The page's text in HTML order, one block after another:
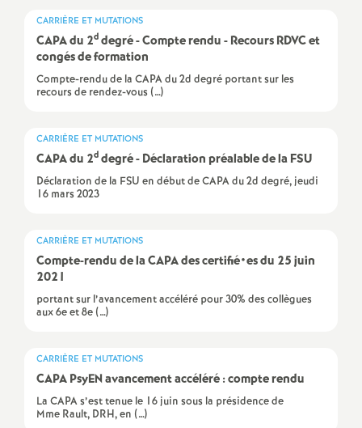
s
e
S
c
o
d
CARRIÈRE ET MUTATIONS
CAPA du 2ddegré - Compte rendu - Recours RDVC et
congés de formation
Compte-rendu de la CAPA du 2d degré portant sur les
recours de rendez-vous (…)
CARRIÈRE ET MUTATIONS
CAPA du 2ddegré - Déclaration préalable de la FSU
Déclaration de la FSU en début de CAPA du 2d degré, jeudi
16 mars 2023
CARRIÈRE ET MUTATIONS
Compte-rendu de la CAPA des certifié•es du 25 juin
2021
portant sur l’avancement accéléré pour 30% des collègues
aux 6e et 8e (…)
CARRIÈRE ET MUTATIONS
CAPA PsyEN avancement accéléré : compte rendu
La CAPA s’est tenue le 16 juin sous la présidence de
Mme Rault, DRH, en (…)